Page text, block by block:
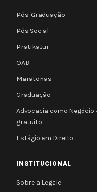
Pós-Graduação
Pós Social
PratikaJur
OAB
Maratonas
Graduação
Advocacia como Negócio ·
gratuito
Estágio em Direito
INSTITUCIONAL
Sobre a Legale